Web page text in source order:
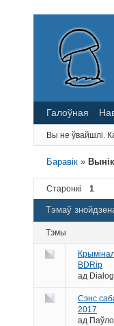
Галоўная
Вы не ўвайшлі.
Баравік »
Старонкі 1
Тэмаў
Тэмы
BDRip
ад Dialog
Сэнс
2017
ад Паўло